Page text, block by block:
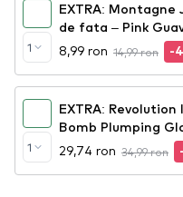
1
EXTRA: Montagne
de fata – Pink
Mask
8,99 ron 14,99 ron -
1
EXTRA:
Bomb Plumping
29,74 ron 34,99 ron